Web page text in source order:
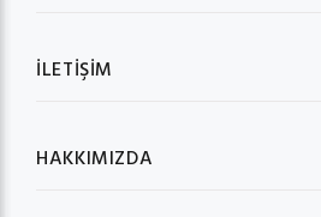
İLETİŞİM
HAKKIMIZDA